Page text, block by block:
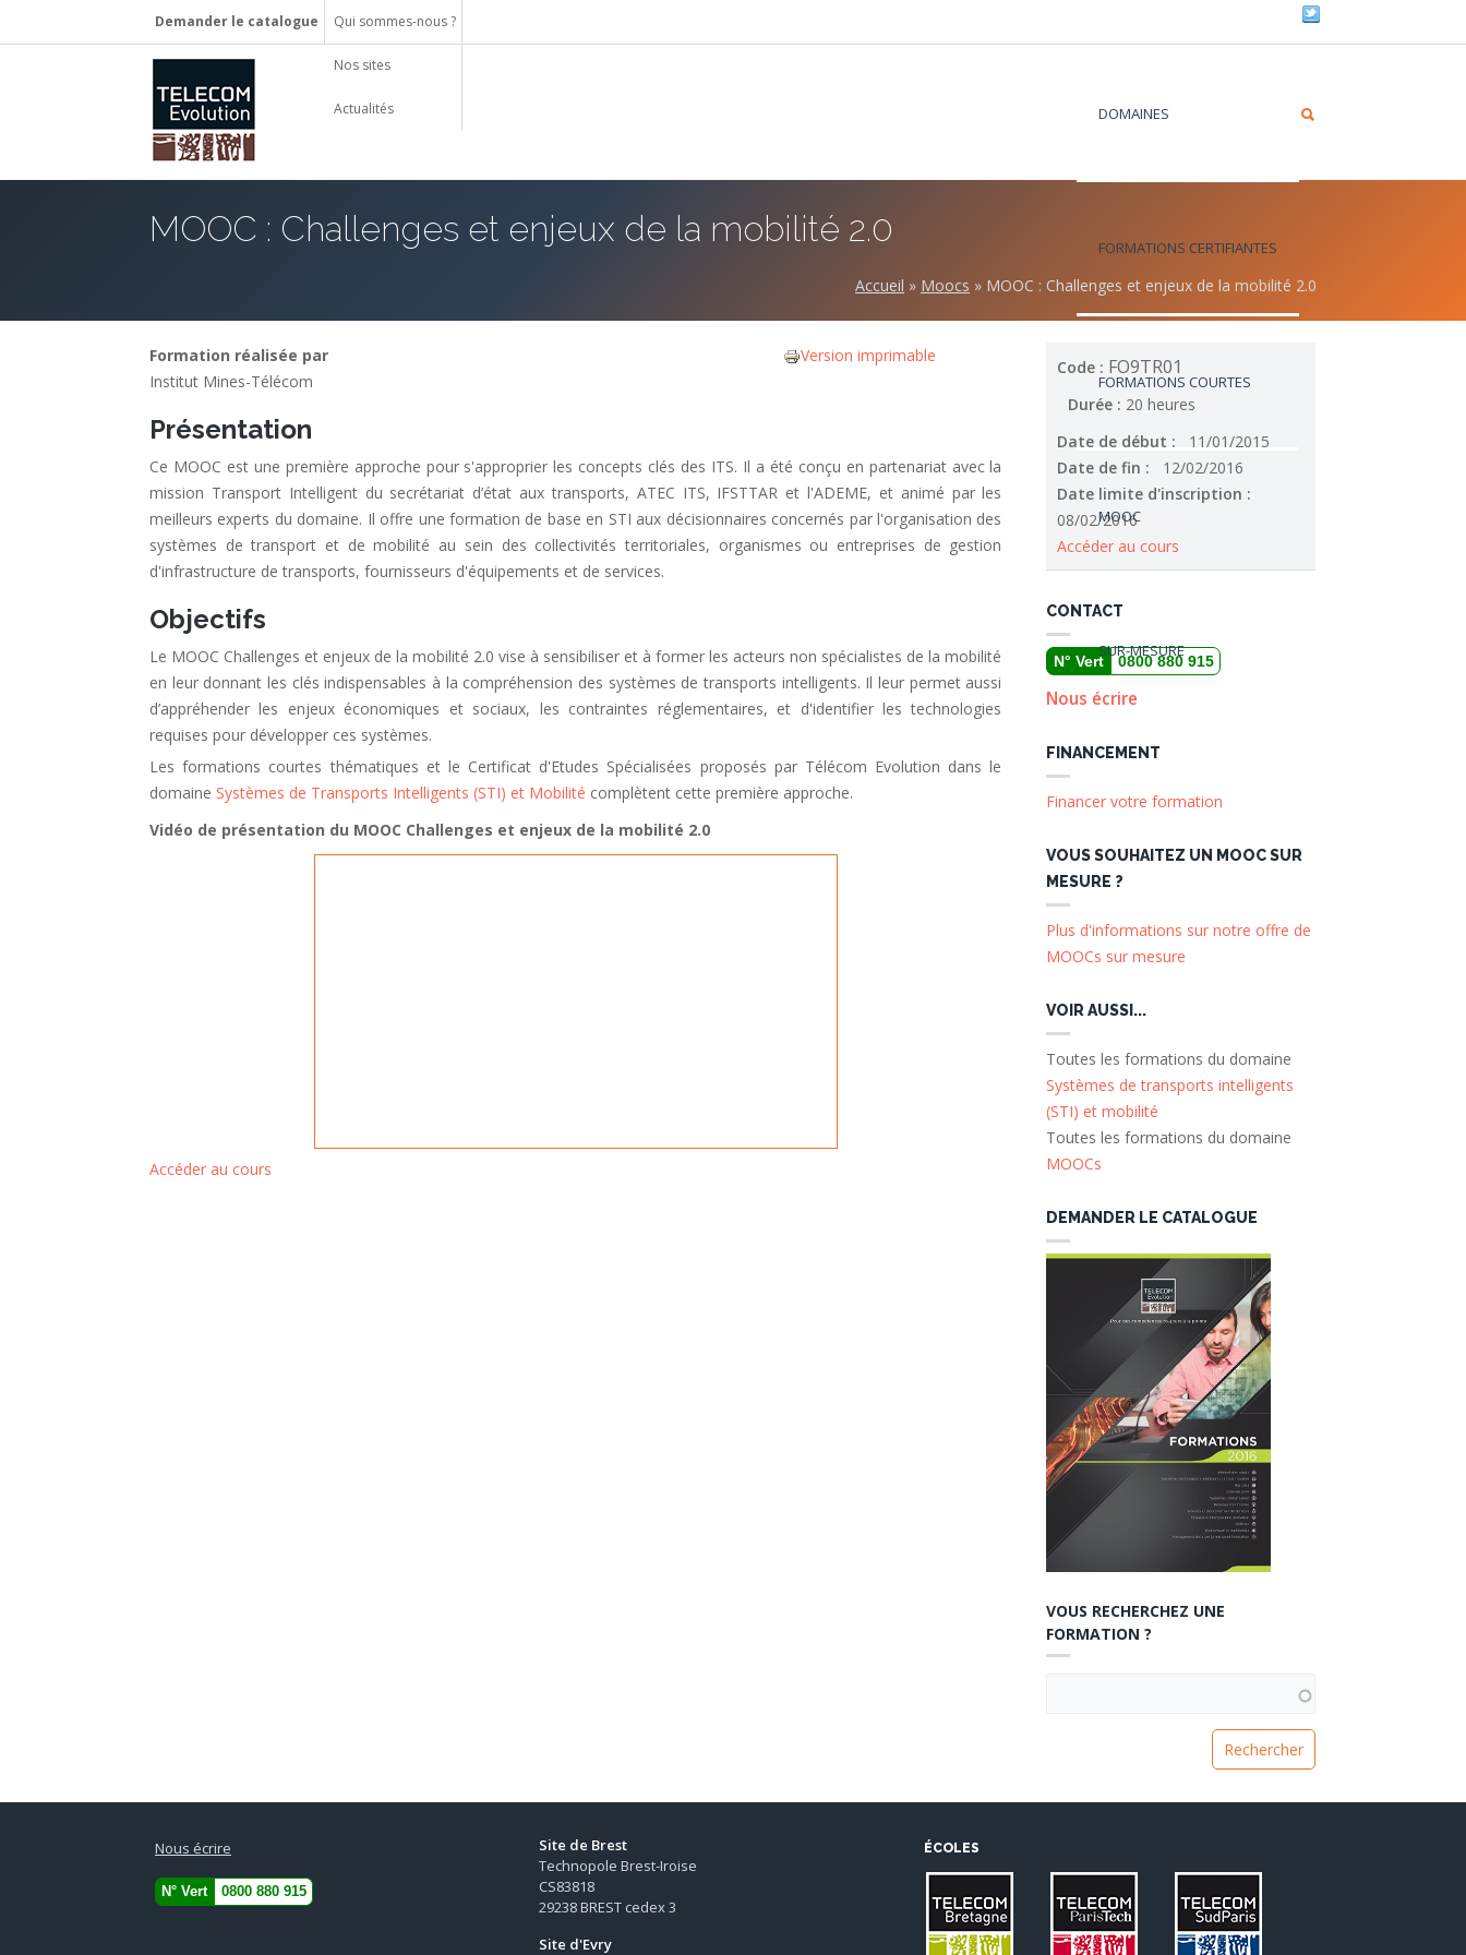
Demander le catalogue Qui sommes-nous ?
Nos sites
Actualités DOMAINES
FORMATIONS CERTIFIANTES
FORMATIONS COURTES
MOOC
SUR-MESURE
MOOC : Challenges et enjeux de la mobilité 2.0
Accueil » Moocs » MOOC : Challenges et enjeux de la mobilité 2.0
Version imprimable
Formation réalisée par
Institut Mines-Télécom
Présentation
Ce MOOC est une première approche pour s'approprier les concepts clés des ITS. Il a été conçu en partenariat avec la
mission Transport Intelligent du secrétariat d’état aux transports, ATEC ITS, IFSTTAR et l'ADEME, et animé par les
meilleurs experts du domaine. Il offre une formation de base en STI aux décisionnaires concernés par l'organisation des
systèmes de transport et de mobilité au sein des collectivités territoriales, organismes ou entreprises de gestion
d'infrastructure de transports, fournisseurs d'équipements et de services.
Objectifs
Le MOOC Challenges et enjeux de la mobilité 2.0 vise à sensibiliser et à former les acteurs non spécialistes de la mobilité
en leur donnant les clés indispensables à la compréhension des systèmes de transports intelligents. Il leur permet aussi
d’appréhender les enjeux économiques et sociaux, les contraintes réglementaires, et d'identifier les technologies
requises pour développer ces systèmes.
Les formations courtes thématiques et le Certificat d'Etudes Spécialisées proposés par Télécom Evolution dans le
domaine Systèmes de Transports Intelligents (STI) et Mobilité complètent cette première approche.
Vidéo de présentation du MOOC Challenges et enjeux de la mobilité 2.0
Accéder au cours
Code : FO9TR01
Durée : 20 heures
Date de début :
11/01/2015
Date de fin :
12/02/2016
Date limite d'inscription :
08/02/2016
Accéder au cours
CONTACT
N° Vert 0800 880 915
Nous écrire
FINANCEMENT
Financer votre formation
VOUS SOUHAITEZ UN MOOC SUR
MESURE ?
Plus d'informations sur notre offre de
MOOCs sur mesure
VOIR AUSSI...
Toutes les formations du domaine
Systèmes de transports intelligents
(STI) et mobilité
Toutes les formations du domaine
MOOCs
DEMANDER LE CATALOGUE
VOUS RECHERCHEZ UNE
FORMATION ?
VOUS RECHERCHEZ UNE FORMATION ?
Nous écrire
N° Vert 0800 880 915
Site de Brest
Technopole Brest-Iroise
CS83818
29238 BREST cedex 3
Site d'Evry
ÉCOLES